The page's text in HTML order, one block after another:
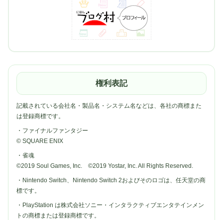
権利表記
記載されている会社名・製品名・システム名などは、各社の商標また
は登録商標です。
・ファイナルファンタジー
© SQUARE ENIX
・雀魂
©2019 Soul Games, Inc. ©2019 Yostar, Inc. All Rights Reserved.
・Nintendo Switch、Nintendo Switch 2およびそのロゴは、任天堂の商
標です。
・PlayStation は株式会社ソニー・インタラクティブエンタテインメン
トの商標または登録商標です。